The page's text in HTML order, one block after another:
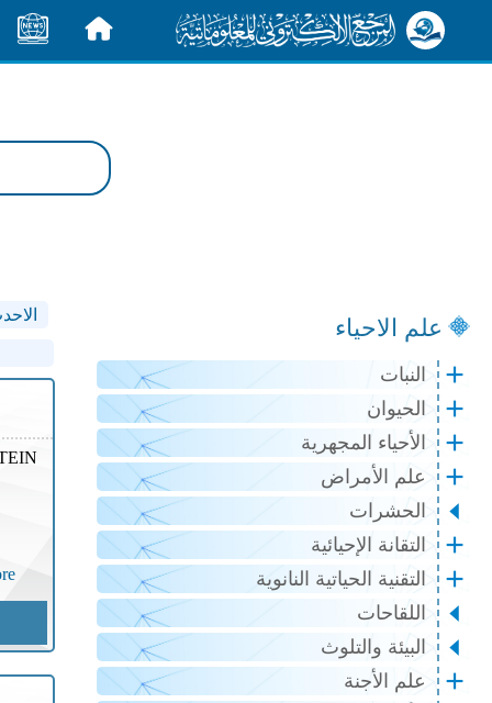
علم الاحياء
النبات
الحيوان
الأحياء المجهرية
علم الأمراض
الحشرات
التقانة الإحيائية
التقنية الحياتية النانوية
اللقاحات
البيئة والتلوث
علم الأجنة